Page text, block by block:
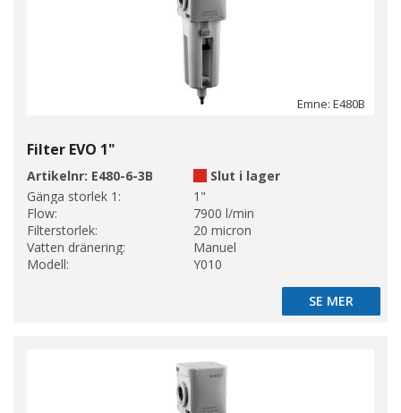
Emne: E480B
Filter EVO 1"
Artikelnr: E480-6-3B
Slut i lager
Gänga storlek 1:
1"
Flow:
7900 l/min
Filterstorlek:
20 micron
Vatten dränering:
Manuel
Modell:
Y010
SE MER
SE MER